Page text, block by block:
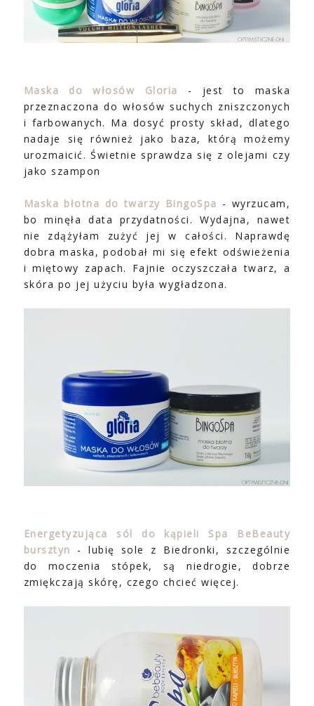
Maska do włosów Gloria - jest to maska
przeznaczona do włosów suchych zniszczonych
i farbowanych. Ma dosyć prosty skład, dlatego
nadaje się również jako baza, którą możemy
urozmaicić. Świetnie sprawdza się z olejami czy
jako szampon
Maska błotna do twarzy BingoSpa - wyrzucam,
bo minęła data przydatności. Wydajna, nawet
nie zdążyłam zużyć jej w całości. Naprawdę
dobra maska, podobał mi się efekt odświeżenia
i miętowy zapach. Fajnie oczyszczała twarz, a
skóra po jej użyciu była wygładzona.
Energetyzująca sól do kąpieli Spa BeBeauty
bursztyn - lubię sole z Biedronki, szczególnie
do moczenia stópek, są niedrogie, dobrze
zmiękczają skórę, czego chcieć więcej.